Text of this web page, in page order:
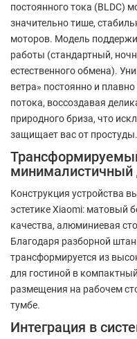
постоянного тока (BLDC)
значительно тише,
моторов. Модель
работы (стандартный,
естественного обмена).
ветра» постоянно и
потока, воссоздавая
природного бриза, что
защищает вас от простуды.
минималистичный
Конструкция устройства
эстетике Xiaomi: матовый
качества, алюминиевая
Благодаря разборной
трансформируется из
для гостиной в
размещения на рабочем
тумбе.
Интеграция в